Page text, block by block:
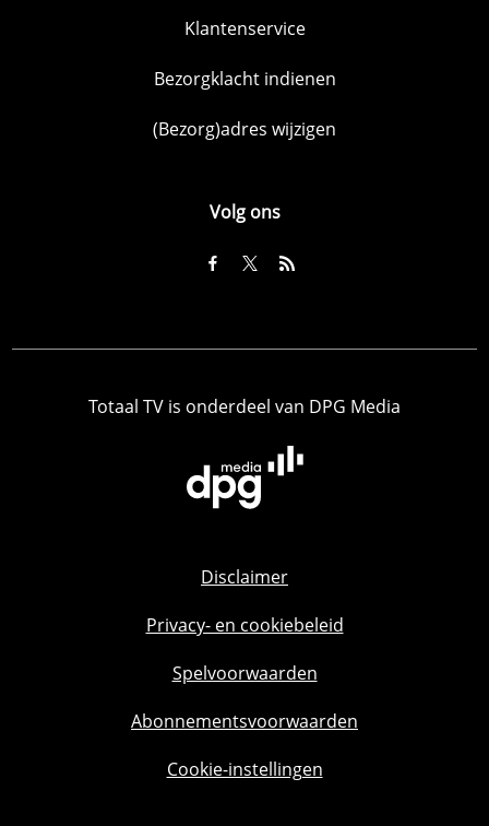
Klantenservice
Bezorgklacht indienen
(Bezorg)adres wijzigen
Volg ons
Totaal TV is onderdeel van DPG Media
Disclaimer
Privacy- en cookiebeleid
Spelvoorwaarden
Abonnementsvoorwaarden
Cookie-instellingen